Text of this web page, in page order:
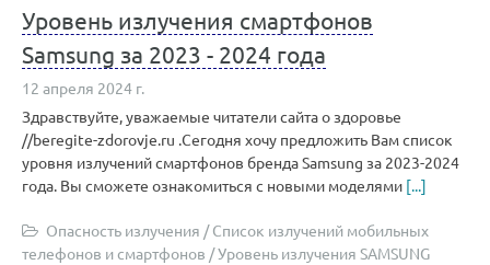
Уровень излучения смартфонов
Samsung за 2023 - 2024 года
12 апреля 2024 г.
Здравствуйте, уважаемые читатели сайта о здоровье
//beregite-zdorovje.ru .Сегодня хочу предложить Вам список
уровня излучений смартфонов бренда Samsung за 2023-2024
года. Вы сможете ознакомиться с новыми моделями [...]
Опасность излучения /Список излучений мобильных
телефонов и смартфонов /Уровень излучения SAMSUNG